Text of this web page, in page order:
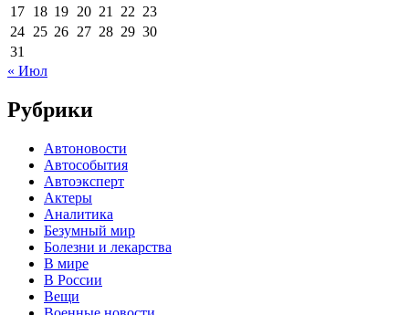
17 18 19 20 21 22 23
24 25 26 27 28 29 30
31
« Июл
Рубрики
Автоновости
Автособытия
Автоэксперт
Актеры
Аналитика
Безумный мир
Болезни и лекарства
В мире
В России
Вещи